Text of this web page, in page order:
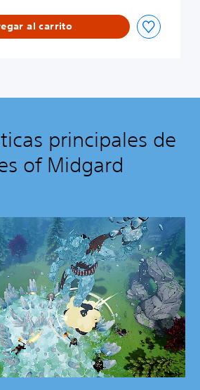
al carrito
principales de
of Midgard